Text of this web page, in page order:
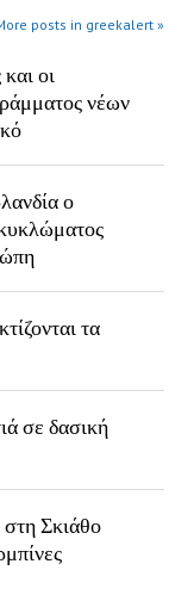
posts in greekalert »
οι
νέων
ο
τα
σε δασική
Σκιάθο